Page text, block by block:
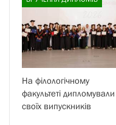
На філологічному
факультеті дипломували
своїх випускників